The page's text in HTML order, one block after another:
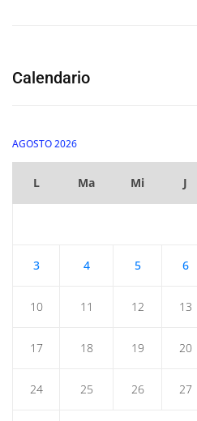
Calendario
AGOSTO 2026
L Ma Mi J
3 4 5 6
10 11 12 13
17 18 19 20
24 25 26 27